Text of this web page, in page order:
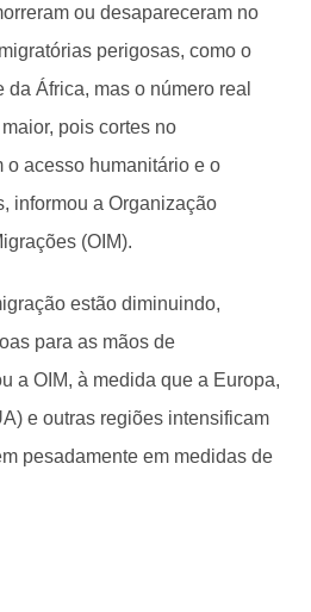
ou desapareceram no
perigosas, como o
África, mas o número real
pois cortes no
o acesso humanitário e o
informou a Organização
(OIM).
estão diminuindo,
para as mãos de
a OIM, à medida que a Europa,
e outras regiões intensificam
pesadamente em medidas de